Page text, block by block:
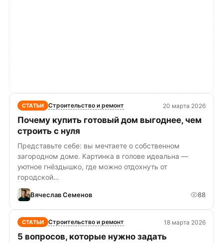
СТАТЬИ Строительство и ремонт 20 марта 2026
Почему купить готовый дом выгоднее, чем
строить с нуля
Представьте себе: вы мечтаете о собственном
загородном доме. Картинка в голове идеальна —
уютное гнёздышко, где можно отдохнуть от
городской…
Вячеслав Семенов 88
СТАТЬИ Строительство и ремонт 18 марта 2026
5 вопросов, которые нужно задать